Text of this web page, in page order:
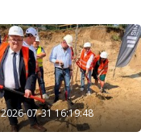
2026-07-31 16:19:48